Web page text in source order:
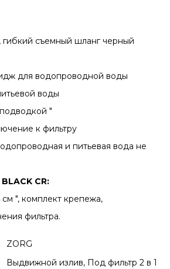
гибкий съемный шланг черный
для водопроводной воды
воды
"
к фильтру
и питьевая вода не
CR:
", комплект крепежа,
фильтра.
ZORG
Выдвижной излив, Под фильтр 2 в 1